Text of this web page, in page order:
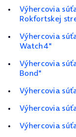
Výhercovia
Rokfortskej
Výhercovia
Watch4"
Výhercovia
Bond"
Výhercovia
Výhercovia
Výhercovia